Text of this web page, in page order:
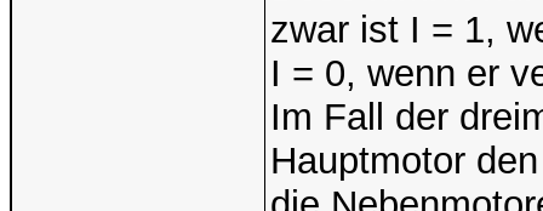
zwar ist I = 1,
I = 0, wenn er
Im Fall der
Hauptmotor